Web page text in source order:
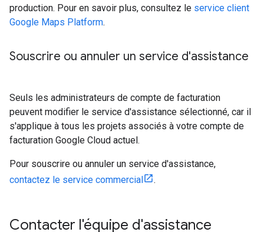
production. Pour en savoir plus, consultez le service client
Google Maps Platform.
Souscrire ou annuler un service d'assistance
Seuls les administrateurs de compte de facturation
peuvent modifier le service d'assistance sélectionné, car il
s'applique à tous les projets associés à votre compte de
facturation Google Cloud actuel.
Pour souscrire ou annuler un service d'assistance,
contactez le service commercial
.
Contacter l'équipe d'assistance